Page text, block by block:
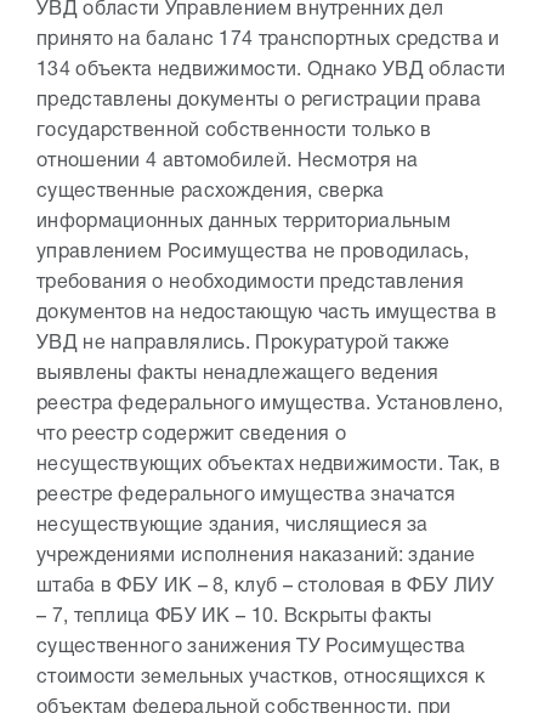
УВД области Управлением внутренних дел
принято на баланс 174 транспортных средства и
134 объекта недвижимости. Однако УВД области
представлены документы о регистрации права
государственной собственности только в
отношении 4 автомобилей. Несмотря на
существенные расхождения, сверка
информационных данных территориальным
управлением Росимущества не проводилась,
требования о необходимости представления
документов на недостающую часть имущества в
УВД не направлялись. Прокуратурой также
выявлены факты ненадлежащего ведения
реестра федерального имущества. Установлено,
что реестр содержит сведения о
несуществующих объектах недвижимости. Так, в
реестре федерального имущества значатся
несуществующие здания, числящиеся за
учреждениями исполнения наказаний: здание
штаба в ФБУ ИК – 8, клуб – столовая в ФБУ ЛИУ
– 7, теплица ФБУ ИК – 10. Вскрыты факты
существенного занижения ТУ Росимущества
стоимости земельных участков, относящихся к
объектам федеральной собственности, при